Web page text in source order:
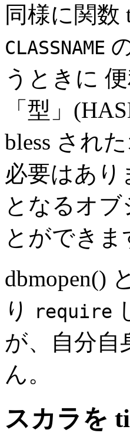
同様に関
CLASSNAME
うときに
「型」
bless され
必要はあり
となるオ
とができま
dbmopen()
り
require
が、自分自
ん。
スカラを